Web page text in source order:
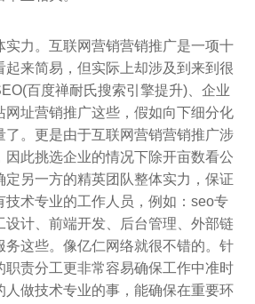
实力。互联网营销营销推广是一项十
起来简易，但实际上却涉及到来到很
百度禅耐氏搜索引擎提升)、企业
网址营销推广这些，假如向下细分化
了。更是由于互联网营销营销推广涉
因此挑选企业的情况下除开亩数看公
定另一方的精英团队整体实力，保证
技术专业的工作人员，例如：seo专
设计、前端开发、后台管理、外部链
务这些。像亿仁网络就很不错的。针
职责分工更非常容易确保工作中准时
人做技术专业的事，能确保在重要环